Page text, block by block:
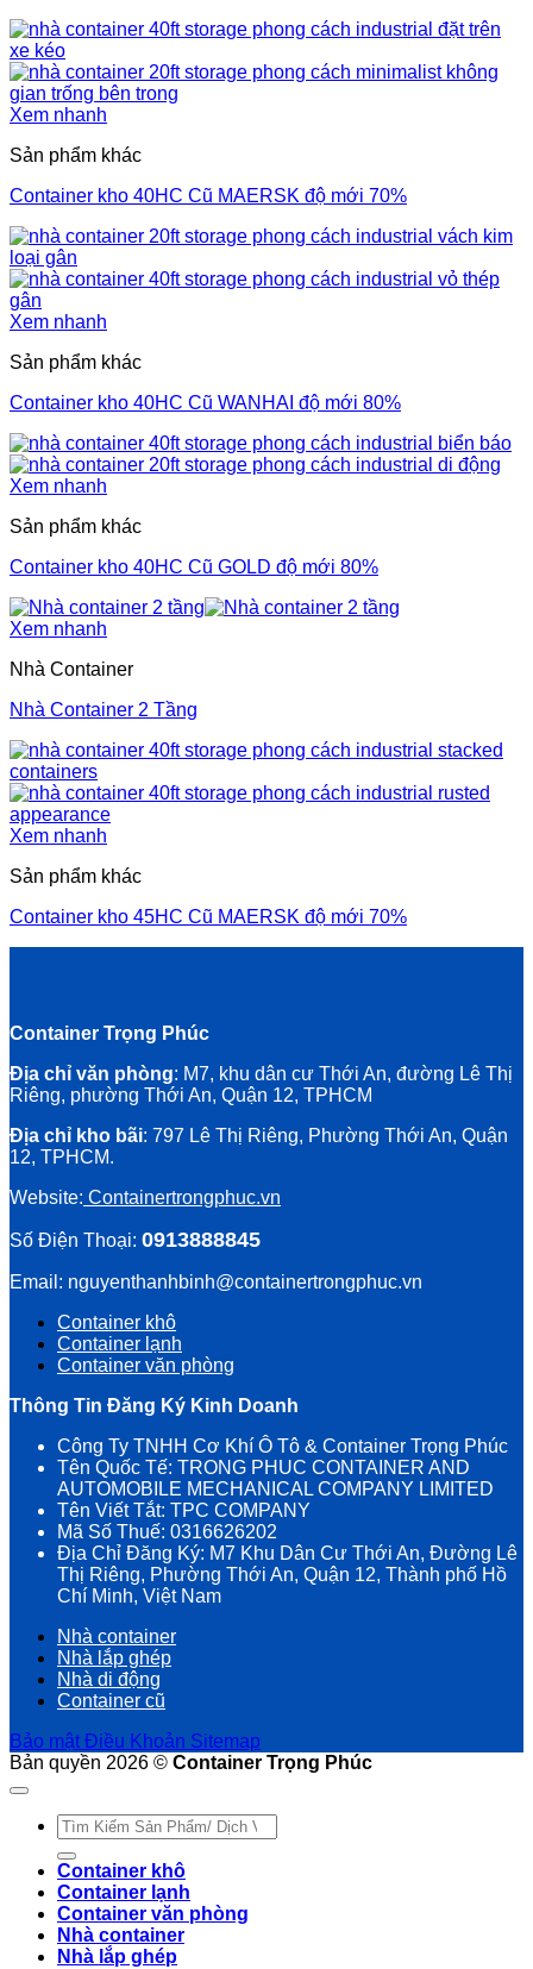
Xem nhanh
Sản phẩm khác
Container kho 40HC Cũ MAERSK độ mới 70%
Xem nhanh
Sản phẩm khác
Container kho 40HC Cũ WANHAI độ mới 80%
Xem nhanh
Sản phẩm khác
Container kho 40HC Cũ GOLD độ mới 80%
Xem nhanh
Nhà Container
Nhà Container 2 Tầng
Xem nhanh
Sản phẩm khác
Container kho 45HC Cũ MAERSK độ mới 70%
Container Trọng Phúc
Địa chỉ văn phòng: M7, khu dân cư Thới An, đường Lê Thị
Riêng, phường Thới An, Quận 12, TPHCM
Địa chỉ kho bãi: 797 Lê Thị Riêng, Phường Thới An, Quận
12, TPHCM.
Website: Containertrongphuc.vn
Số Điện Thoại: 0913888845
Email: nguyenthanhbinh@containertrongphuc.vn
Container khô
Container lạnh
Container văn phòng
Thông Tin Đăng Ký Kinh Doanh
Công Ty TNHH Cơ Khí Ô Tô & Container Trọng Phúc
Tên Quốc Tế: TRONG PHUC CONTAINER AND
AUTOMOBILE MECHANICAL COMPANY LIMITED
Tên Viết Tắt: TPC COMPANY
Mã Số Thuế: 0316626202
Địa Chỉ Đăng Ký: M7 Khu Dân Cư Thới An, Đường Lê
Thị Riêng, Phường Thới An, Quận 12, Thành phố Hồ
Chí Minh, Việt Nam
Nhà container
Nhà lắp ghép
Nhà di động
Container cũ
Bảo mật Điều Khoản Sitemap
Bản quyền 2026 © Container Trọng Phúc
Tìm
kiếm:
Container khô
Container lạnh
Container văn phòng
Nhà container
Nhà lắp ghép